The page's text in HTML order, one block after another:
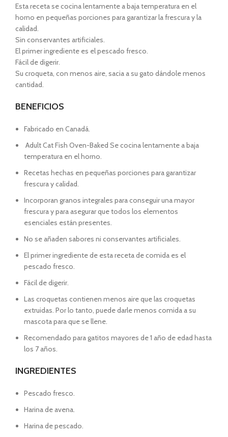
Esta receta se cocina lentamente a baja temperatura en el
horno en pequeñas porciones para garantizar la frescura y la
calidad.
Sin conservantes artificiales.
El primer ingrediente es el pescado fresco.
Fácil de digerir.
Su croqueta, con menos aire, sacia a su gato dándole menos
cantidad.
BENEFICIOS
Fabricado en Canadá.
Adult Cat Fish Oven-Baked Se cocina lentamente a baja
temperatura en el horno.
Recetas hechas en pequeñas porciones para garantizar
frescura y calidad.
Incorporan granos integrales para conseguir una mayor
frescura y para asegurar que todos los elementos
esenciales están presentes.
No se añaden sabores ni conservantes artificiales.
El primer ingrediente de esta receta de comida es el
pescado fresco.
Fácil de digerir.
Las croquetas contienen menos aire que las croquetas
extruidas. Por lo tanto, puede darle menos comida a su
mascota para que se llene.
Recomendado para gatitos mayores de 1 año de edad hasta
los 7 años.
INGREDIENTES
Pescado fresco.
Harina de avena.
Harina de pescado.